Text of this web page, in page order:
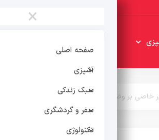
×
صفحه اصلی
آشپزی
سبک زندکی
سفر و گردشگری
تکنولوژی
بر وضعیت اشتغال کارگران نداشته است